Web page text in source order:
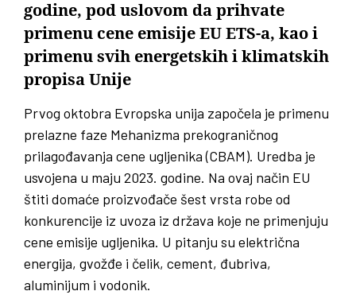
godine, pod uslovom da prihvate
primenu cene emisije EU ETS-a, kao i
primenu svih energetskih i klimatskih
propisa Unije
Prvog oktobra Evropska unija započela je primenu
prelazne faze Mehanizma prekograničnog
prilagođavanja cene ugljenika (CBAM). Uredba je
usvojena u maju 2023. godine. Na ovaj način EU
štiti domaće proizvođače šest vrsta robe od
konkurencije iz uvoza iz država koje ne primenjuju
cene emisije ugljenika. U pitanju su električna
energija, gvožđe i čelik, cement, đubriva,
aluminijum i vodonik.